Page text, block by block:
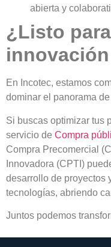
abierta y
¿Listo
En Incotec, estamos
dominar el panorama
Si buscas optimizar tus
servicio de Compra
Compra Precomercial
Innovadora (CPTI)
desarrollo de proyectos
tecnologías, abriendo
Juntos podemos